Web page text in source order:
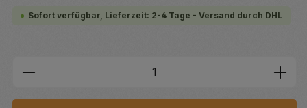
Sofort verfügbar, Lieferzeit: 2-4 Tage - Versand durch DHL
Produkt Anzahl: Gib den